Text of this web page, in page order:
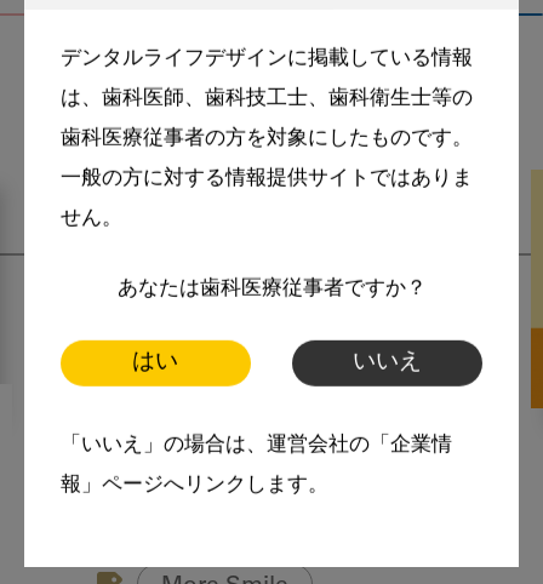
デンタルライフデザインに掲載している情報
は、歯科医師、歯科技工士、歯科衛生士等の
歯科医療従事者の方を対象にしたものです。
一般の方に対する情報提供サイトではありま
せん。
あなたは歯科医療従事者ですか？
はい いいえ
「いいえ」の場合は、運営会社の「企業情
報」ページへリンクします。
関連記事
2024・1・9 MoreSmile
フッ素のメリットについて教